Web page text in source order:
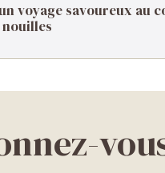
voyage savoureux au